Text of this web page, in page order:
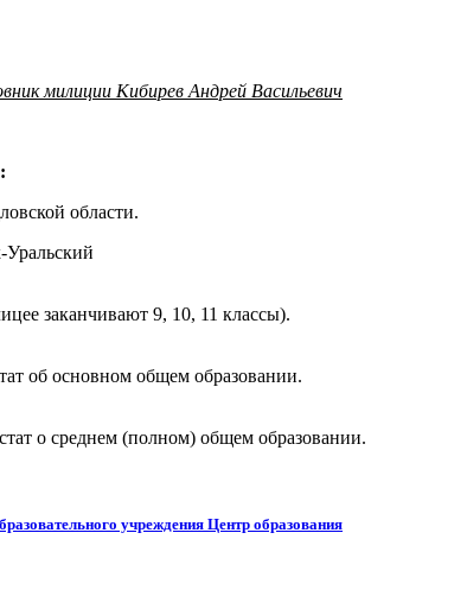
милиции Кибирев Андрей Васильевич
области.
заканчивают 9, 10, 11 классы).
об основном общем образовании.
о среднем (полном) общем образовании.
учреждения Центр образования